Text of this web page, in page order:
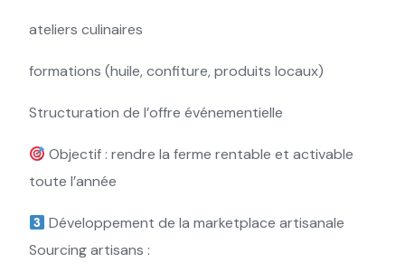
ateliers culinaires
formations (huile, confiture, produits locaux)
Structuration de l’offre événementielle
Objectif : rendre la ferme rentable et activable
toute l’année
Développement de la marketplace artisanale
Sourcing artisans :